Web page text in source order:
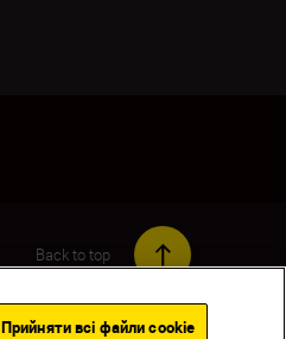
Back to top
Прийняти всі файли сookie